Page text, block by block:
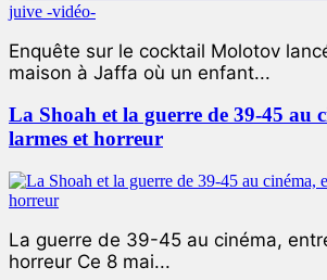
Enquête sur le cocktail Molotov
maison à Jaffa où un enfant...
La Shoah et la guerre de 39-45 au
larmes et horreur
La guerre de 39-45 au cinéma,
horreur Ce 8 mai...